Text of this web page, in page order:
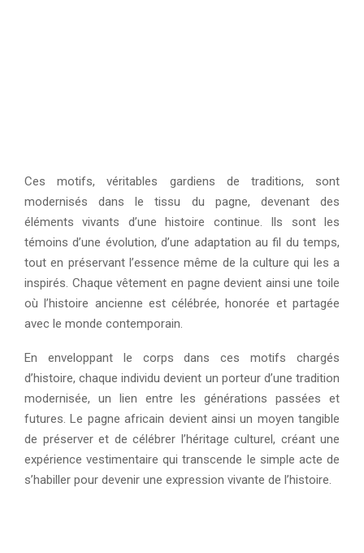
Ces motifs, véritables gardiens de traditions, sont
modernisés dans le tissu du pagne, devenant des
éléments vivants d’une histoire continue. Ils sont les
témoins d’une évolution, d’une adaptation au fil du temps,
tout en préservant l’essence même de la culture qui les a
inspirés. Chaque vêtement en pagne devient ainsi une toile
où l’histoire ancienne est célébrée, honorée et partagée
avec le monde contemporain.
En enveloppant le corps dans ces motifs chargés
d’histoire, chaque individu devient un porteur d’une tradition
modernisée, un lien entre les générations passées et
futures. Le pagne africain devient ainsi un moyen tangible
de préserver et de célébrer l’héritage culturel, créant une
expérience vestimentaire qui transcende le simple acte de
s’habiller pour devenir une expression vivante de l’histoire.